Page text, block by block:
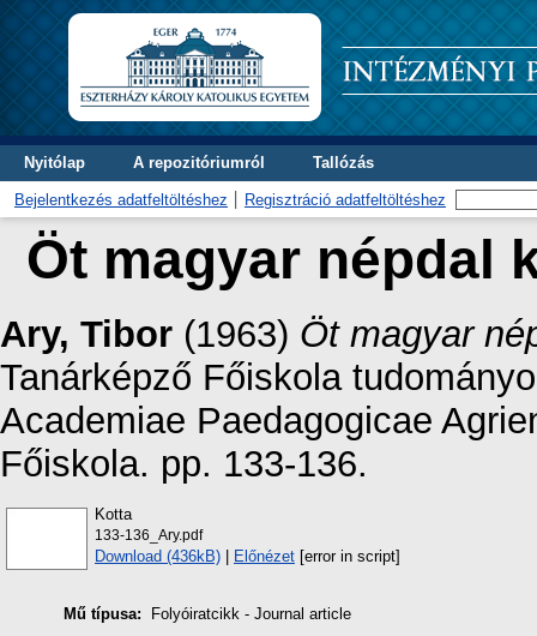
Nyitólap A repozitóriumról Tallózás
Bejelentkezés adatfeltöltéshez Regisztráció adatfeltöltéshez
Öt magyar népdal
Ary, Tibor (1963) Öt magyar
Tanárképző Főiskola
Academiae Paedagogicae
Főiskola. pp. 133-136.
Kotta
133-136_Ary.pdf
Download (436kB) | Előnézet [error in script]
Mű típusa: Folyóiratcikk - Journal article